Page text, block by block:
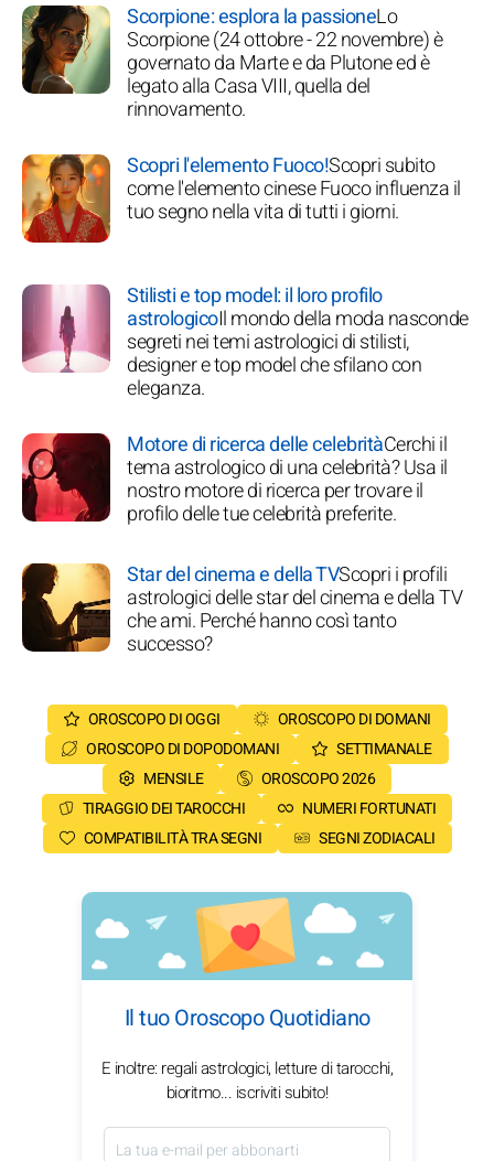
Scorpione: esplora la passioneLo
Scorpione (24 ottobre - 22 novembre) è
governato da Marte e da Plutone ed è
legato alla Casa VIII, quella del
rinnovamento.
Scopri l'elemento Fuoco!Scopri subito
come l'elemento cinese Fuoco influenza il
tuo segno nella vita di tutti i giorni.
Stilisti e top model: il loro profilo
astrologicoIl mondo della moda nasconde
segreti nei temi astrologici di stilisti,
designer e top model che sfilano con
eleganza.
Motore di ricerca delle celebritàCerchi il
tema astrologico di una celebrità? Usa il
nostro motore di ricerca per trovare il
profilo delle tue celebrità preferite.
Star del cinema e della TVScopri i profili
astrologici delle star del cinema e della TV
che ami. Perché hanno così tanto
successo?
OROSCOPO DI OGGI
OROSCOPO DI DOMANI
OROSCOPO DI DOPODOMANI
SETTIMANALE
MENSILE
OROSCOPO 2026
TIRAGGIO DEI TAROCCHI
NUMERI FORTUNATI
COMPATIBILITÀ TRA SEGNI
SEGNI ZODIACALI
Il tuo Oroscopo Quotidiano
E inoltre: regali astrologici, letture di tarocchi,
bioritmo... iscriviti subito!